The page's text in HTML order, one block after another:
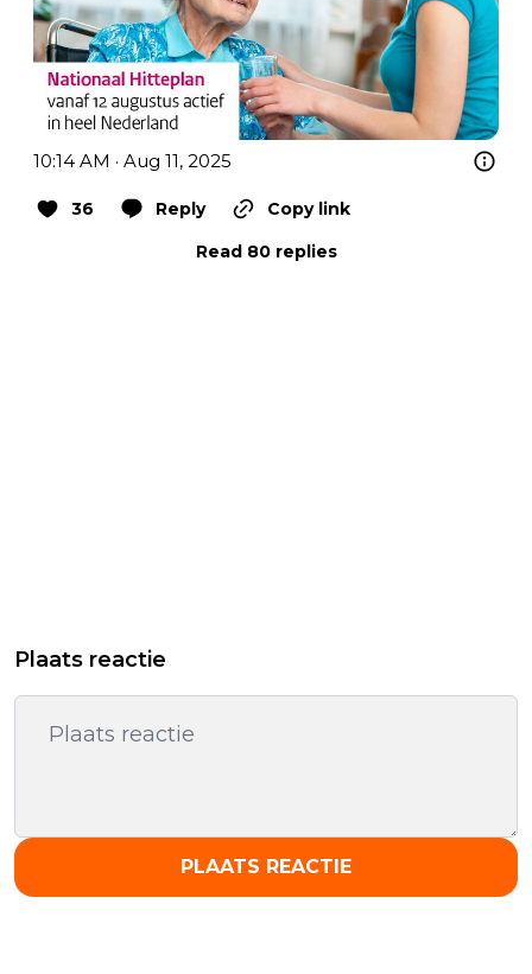
10:14 AM · Aug 11, 2025
36 Reply
Copy link
Read 80 replies
Plaats reactie
PLAATS REACTIE